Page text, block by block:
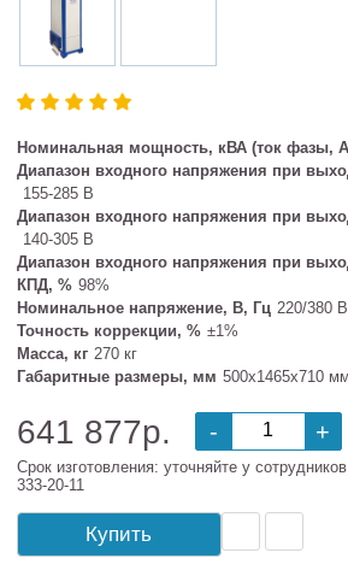
Номинальная мощность, кВА (ток фазы,
Диапазон входного напряжения при
155-285 В
Диапазон входного напряжения при
140-305 В
Диапазон входного напряжения при
КПД, % 98%
Номинальное напряжение, В, Гц 220/380
Точность коррекции, % ±1%
Масса, кг 270 кг
Габаритные размеры, мм 500х1465х710 мм
641 877р. - +
Срок изготовления: уточняйте у
333-20-11
Купить